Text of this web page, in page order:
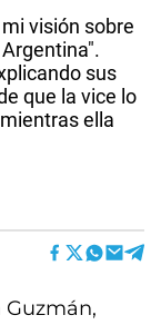
visión sobre
sus
que la vice lo
ella